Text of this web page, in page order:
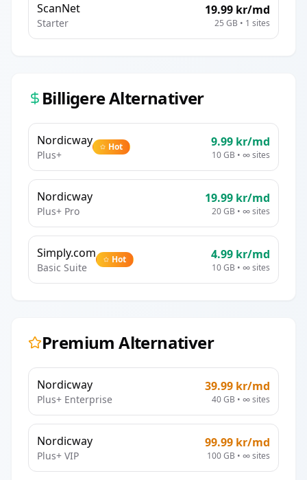
ScanNet
Starter
19.99 kr/md
25 GB • 1 sites
Billigere Alternativer
Nordicway
Plus+
Hot 9.99 kr/md
10 GB • ∞sites
Nordicway
Plus+ Pro
19.99 kr/md
20 GB • ∞sites
Simply.com
Basic Suite
Hot 4.99 kr/md
10 GB • ∞sites
Premium Alternativer
Nordicway
Plus+ Enterprise
39.99 kr/md
40 GB • ∞sites
Nordicway
Plus+ VIP
99.99 kr/md
100 GB • ∞sites